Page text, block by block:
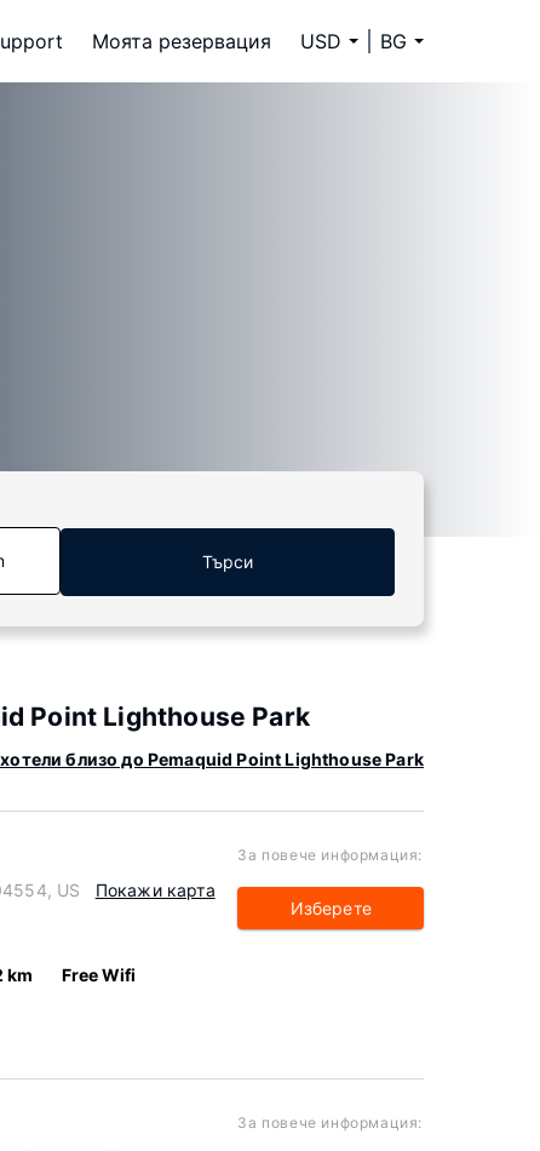
Моята резервация USD BG
Търси
Point Lighthouse Park
близо до Pemaquid Point Lighthouse Park
US Покажи карта
km Free Wifi
За повече информация:
Изберете
За повече информация: